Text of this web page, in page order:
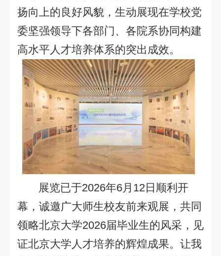
扬向上的良好风貌，生动展现在学校党
委坚强领导下各部门、各院系协同构建
高水平人才培养体系的突出成效。
展览已于2026年6月 12日顺利开
幕，诚邀广大师生校友前来观展，共同
领略北京大学2026届毕业生的风采，见
证北京大学人才培养的辉煌成果。让我